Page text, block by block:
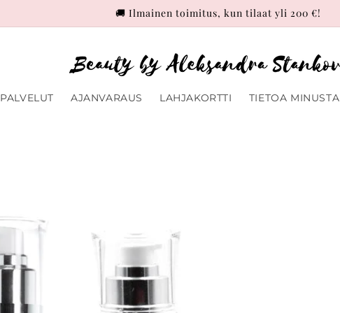
🚚 Ilmainen toimitus, kun tilaat yli 200 €!
PALVELUT AJANVARAUS LAHJAKORTTI TIETOA MINUSTA